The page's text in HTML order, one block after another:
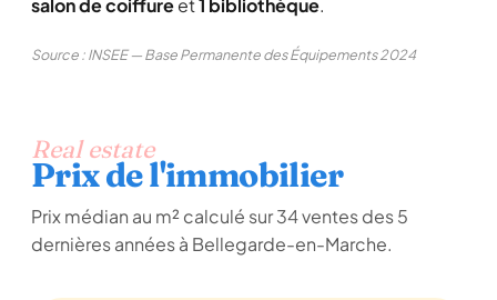
salon de coiffureet1 bibliothèque.
Source : INSEE — Base Permanente des Équipements 2024
Real estate
Prix de l'immobilier
Prix médian au m² calculé sur 34 ventes des 5
dernières années à Bellegarde-en-Marche.